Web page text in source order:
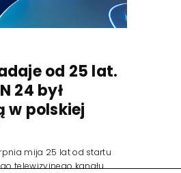
od 25 lat.
24 był
w polskiej
mija 25 lat od startu
telewizyjnego kanału